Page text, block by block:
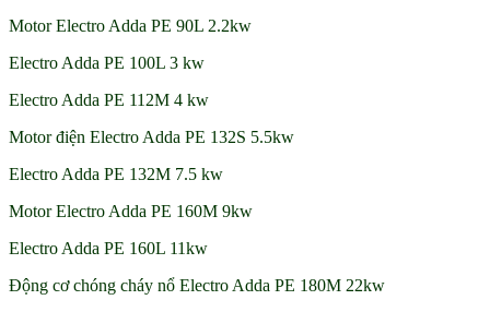
Motor Electro Adda PE 90L 2.2kw
Electro Adda PE 100L 3 kw
Electro Adda PE 112M 4 kw
Motor điện Electro Adda PE 132S 5.5kw
Electro Adda PE 132M 7.5 kw
Motor Electro Adda PE 160M 9kw
Electro Adda PE 160L 11kw
Động cơ chóng cháy nổ Electro Adda PE 180M 22kw